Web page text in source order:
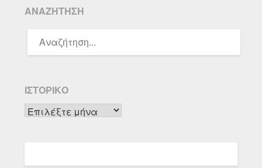
ΑΝΑΖΉΤΗΣΗ
ΓΙΑ:
ΙΣΤΟΡΙΚΌ
Ιστορικό